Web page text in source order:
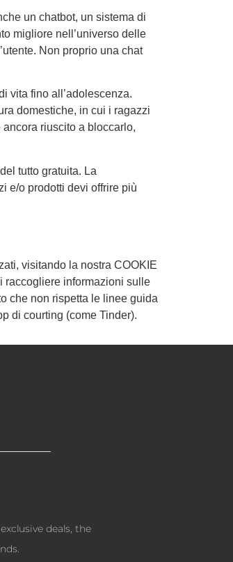
un chatbot, un sistema di
migliore nell’universo delle
Non proprio una chat
vita fino all’adolescenza.
domestiche, in cui i ragazzi
riuscito a bloccarlo,
tutto gratuita. La
e/o prodotti devi offrire più
visitando la nostra COOKIE
raccogliere informazioni sulle
che non rispetta le linee guida
di courting (come Tinder).
deals, the